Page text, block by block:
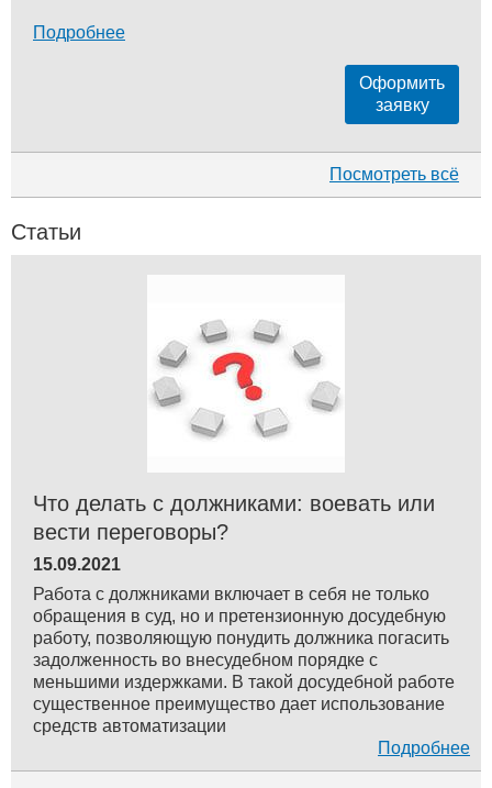
Подробнее
Оформить
заявку
Посмотреть всё
Статьи
Что делать с должниками: воевать или
вести переговоры?
15.09.2021
Работа с должниками включает в себя не только
обращения в суд, но и претензионную досудебную
работу, позволяющую понудить должника погасить
задолженность во внесудебном порядке с
меньшими издержками. В такой досудебной работе
существенное преимущество дает использование
средств автоматизации
Подробнее